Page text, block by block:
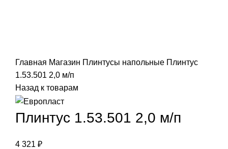
Главная Магазин Плинтусы напольные Плинтус
1.53.501 2,0 м/п
Назад к товарам
Плинтус 1.53.501 2,0 м/п
4 321 ₽